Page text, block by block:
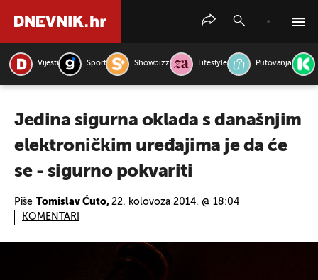
Vijesti Sport Showbizz Lifestyle Putovanja
Jedina sigurna oklada s današnjim
elektroničkim uređajima je da će
se - sigurno pokvariti
Piše Tomislav Ćuto, 22. kolovoza 2014. @ 18:04
KOMENTARI
PRETRAŽITE VIJESTI